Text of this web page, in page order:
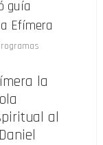
guía
Efímera
la
al